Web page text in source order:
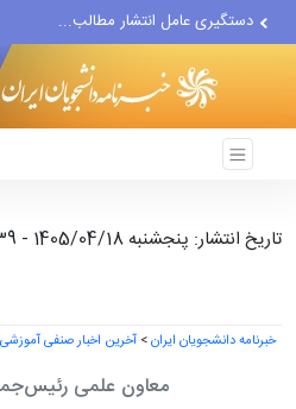
دستگیری عامل انتشار مطالب...
مواضع مزدوران سعودی را با...
ضربه مغزی بیش از ۷۰۰ نظامی...
تاریخ انتشار: پنجشنبه 1405/04/18 - 19:39
خبرنامه دانشجویان ایران> آخرین اخبار صنفی آموزشی
معاون علمی